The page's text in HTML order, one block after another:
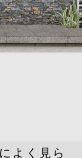
よく見ら